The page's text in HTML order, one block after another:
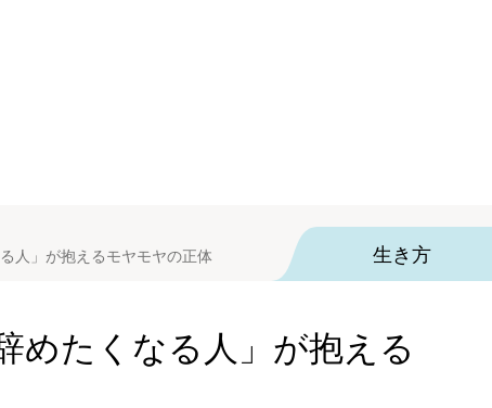
人」が抱えるモヤモヤの正体 生き方
めたくなる人」が抱える